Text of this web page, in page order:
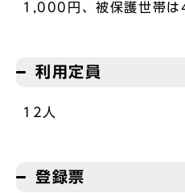
1,000円、被保護世帯は
利用定員
12人
登録票